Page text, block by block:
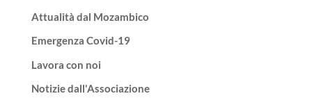
Attualità dal Mozambico
Emergenza Covid-19
Lavora con noi
Notizie dall'Associazione